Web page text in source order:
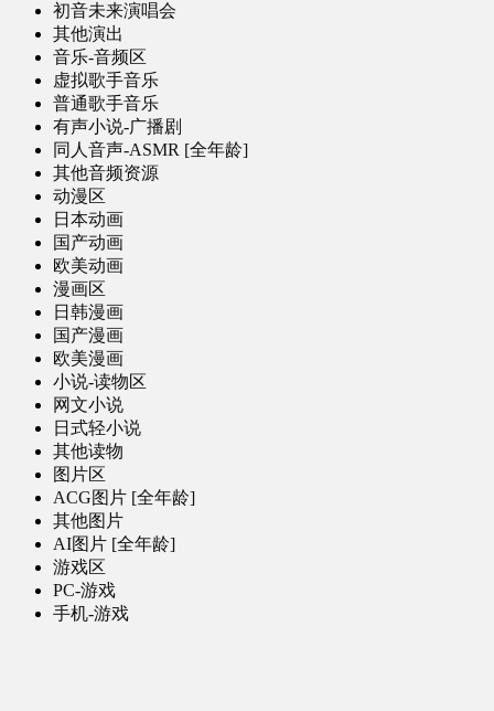
初音未来演唱会
其他演出
音乐-音频区
虚拟歌手音乐
普通歌手音乐
有声小说-广播剧
同人音声-ASMR [全年龄]
其他音频资源
动漫区
日本动画
国产动画
欧美动画
漫画区
日韩漫画
国产漫画
欧美漫画
小说-读物区
网文小说
日式轻小说
其他读物
图片区
ACG图片 [全年龄]
其他图片
AI图片 [全年龄]
游戏区
PC-游戏
手机-游戏